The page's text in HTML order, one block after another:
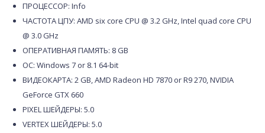
ПРОЦЕССОР: Info
ЧАСТОТА ЦПУ: AMD six core CPU @ 3.2 GHz, Intel quad core CPU
@ 3.0 GHz
ОПЕРАТИВНАЯ ПАМЯТЬ: 8 GB
ОС: Windows 7 or 8.1 64-bit
ВИДЕОКАРТА: 2 GB, AMD Radeon HD 7870 or R9 270, NVIDIA
GeForce GTX 660
PIXEL ШЕЙДЕРЫ: 5.0
VERTEX ШЕЙДЕРЫ: 5.0